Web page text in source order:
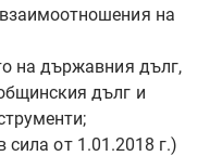
на
на държавния дълг,
дълг и
сила от 1.01.2018 г.)